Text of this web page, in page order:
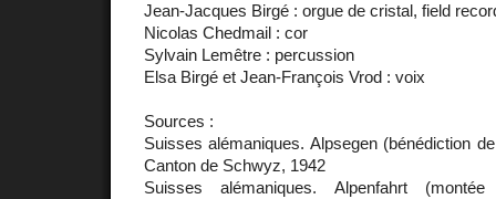
Jean-Jacques Birgé : orgue de cristal, field
Nicolas Chedmail : cor
Sylvain Lemêtre : percussion
Elsa Birgé et Jean-François Vrod : voix
Sources :
Suisses alémaniques. Alpsegen (bénédiction
Canton de Schwyz, 1942
Suisses alémaniques. Alpenfahrt